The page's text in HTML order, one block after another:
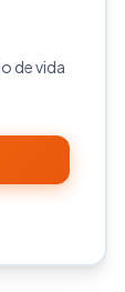
de vida